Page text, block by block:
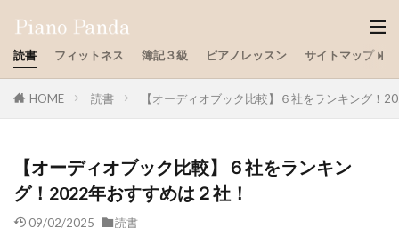
読書 フィットネス 簿記３級 ピアノレッスン サイトマップ
HOME 読書 【オーディオブック比較】６社をランキング！
【オーディオブック比較】６社をランキン
グ！2022年おすすめは２社！
09/02/2025 読書